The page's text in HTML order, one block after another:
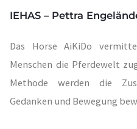
IEHAS – Pettra
Das Horse AiKiDo
Menschen die Pferdewelt
Methode werden die
Gedanken und Bewegung